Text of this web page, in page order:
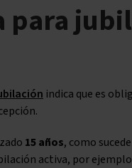
para
indica que es
15 años, como
activa, por